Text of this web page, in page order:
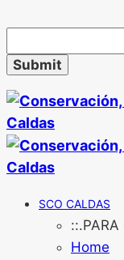
SCO CALDAS
::.PARA
Home